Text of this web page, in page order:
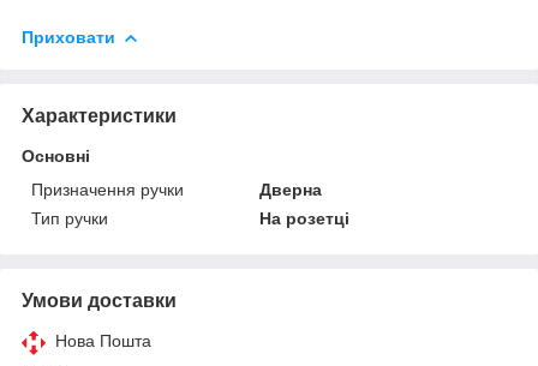
Приховати
Характеристики
Основні
Призначення ручки
Дверна
Тип ручки
На розетці
Умови доставки
Нова Пошта